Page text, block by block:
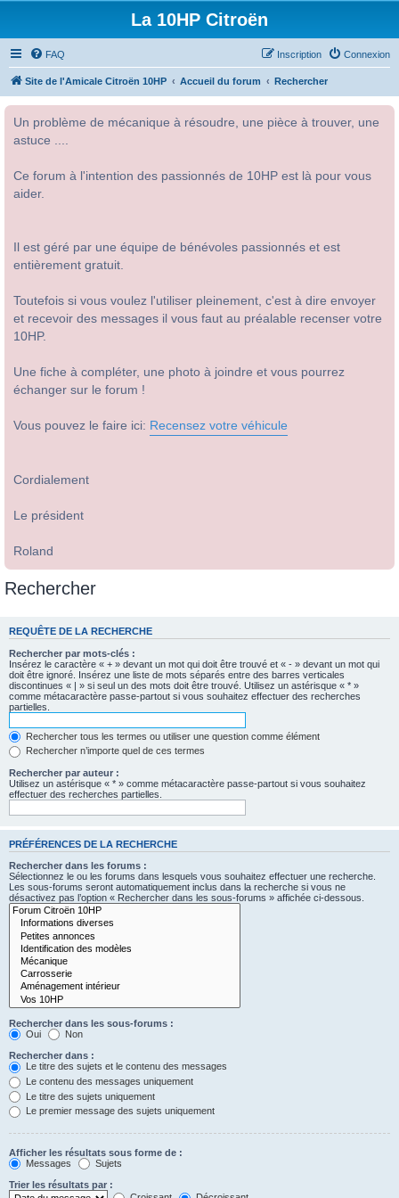
La 10HP Citroën
FAQ Connexion
Inscription
Site de l'Amicale Citroën 10HP Accueil du forum Rechercher
Un problème de mécanique à résoudre, une pièce à trouver, une
astuce ....
Ce forum à l'intention des passionnés de 10HP est là pour vous
aider.
Il est géré par une équipe de bénévoles passionnés et est
entièrement gratuit.
Toutefois si vous voulez l'utiliser pleinement, c'est à dire envoyer
et recevoir des messages il vous faut au préalable recenser votre
10HP.
Une fiche à compléter, une photo à joindre et vous pourrez
échanger sur le forum !
Vous pouvez le faire ici: Recensez votre véhicule
Cordialement
Le président
Roland
Rechercher
REQUÊTE DE LA RECHERCHE
Rechercher par mots-clés :
Insérez le caractère « + » devant un mot qui doit être trouvé et « - » devant un mot qui
doit être ignoré. Insérez une liste de mots séparés entre des barres verticales
discontinues « | » si seul un des mots doit être trouvé. Utilisez un astérisque « * »
comme métacaractère passe-partout si vous souhaitez effectuer des recherches
partielles.
Rechercher tous les termes ou utiliser une question comme élément
Rechercher n’importe quel de ces termes
Rechercher par auteur :
Utilisez un astérisque « * » comme métacaractère passe-partout si vous souhaitez
effectuer des recherches partielles.
PRÉFÉRENCES DE LA RECHERCHE
Rechercher dans les forums :
Sélectionnez le ou les forums dans lesquels vous souhaitez effectuer une recherche.
Les sous-forums seront automatiquement inclus dans la recherche si vous ne
désactivez pas l’option « Rechercher dans les sous-forums » affichée ci-dessous.
Rechercher dans les sous-forums :
Oui
Non
Rechercher dans :
Le titre des sujets et le contenu des messages
Le contenu des messages uniquement
Le titre des sujets uniquement
Le premier message des sujets uniquement
Afficher les résultats sous forme de :
Messages
Sujets
Trier les résultats par :